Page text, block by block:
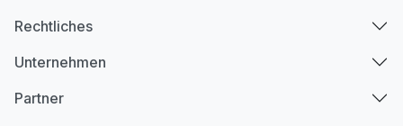
Rechtliches
Unternehmen
Partner